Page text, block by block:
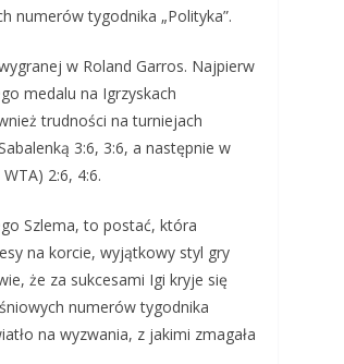
numerów tygodnika „Polityka”.
w Roland Garros. Najpierw
medalu na Igrzyskach
trudności na turniejach
3:6, 3:6, a następnie w
2:6, 4:6.
Szlema, to postać, która
na korcie, wyjątkowy styl gry
że za sukcesami Igi kryje się
numerów tygodnika
na wyzwania, z jakimi zmagała